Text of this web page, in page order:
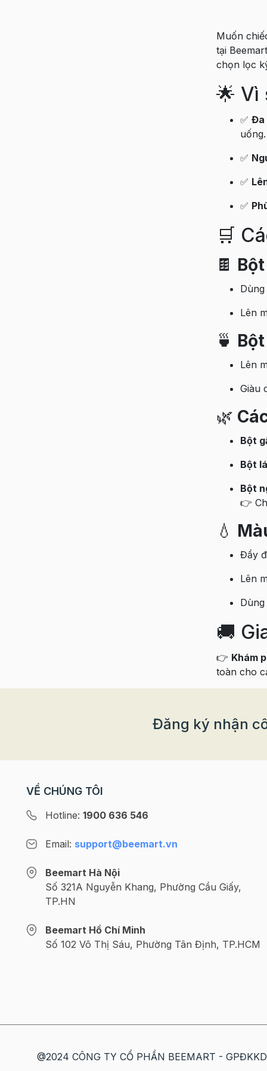
Muốn
tại
chọn lọc
🌟 Vì
✅ Đa
uống.
✅
✅
✅
🛒
🍫
Lên
🍵
Lên
Giàu
🌿
Bột
Bột
Bột
👉
💧
Đầy
Lên
🚚
👉 Khám
toàn cho
Đăng ký nhận
VỀ CHÚNG TÔI
Hotline: 1900 636 546
Email: support@beemart.vn
Beemart Hà Nội
Số 321A Nguyễn Khang, Phường Cầu Giấy,
TP.HN
Beemart Hồ Chí Minh
Số 102 Võ Thị Sáu, Phường Tân Định, TP.HCM
@2024 CÔNG TY CỔ PHẦN BEEMART -